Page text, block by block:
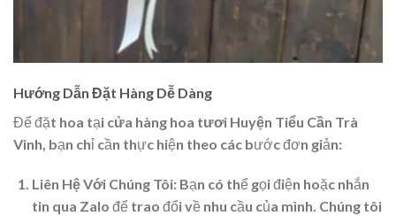
Hướng Dẫn Đặt Hàng Dễ Dàng
Để đặt hoa tại cửa hàng hoa tươi Huyện Tiểu Cần Trà
Vinh , bạn chỉ cần thực hiện theo các bước đơn giản:
Liên Hệ Với Chúng Tôi: Bạn có thể gọi điện hoặc nhắn
tin qua Zalo để trao đổi về nhu cầu của mình. Chúng tôi